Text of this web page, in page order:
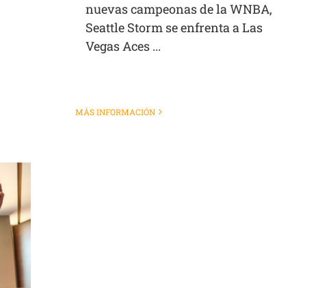
nuevas campeonas de la WNBA,
Seattle Storm se enfrenta a Las
Vegas Aces ...
MÁS INFORMACIÓN